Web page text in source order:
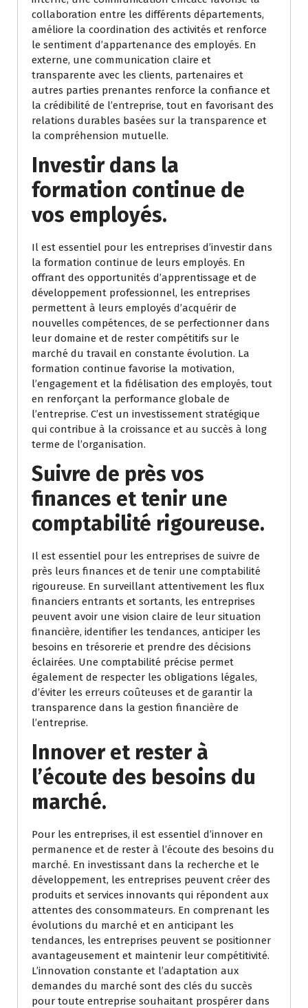
collaboration entre les différents départements,
améliore la coordination des activités et renforce
le sentiment d’appartenance des employés. En
externe, une communication claire et
transparente avec les clients, partenaires et
autres parties prenantes renforce la confiance et
la crédibilité de l’entreprise, tout en favorisant des
relations durables basées sur la transparence et
la compréhension mutuelle.
Investir dans la
formation continue de
vos employés.
Il est essentiel pour les entreprises d’investir dans
la formation continue de leurs employés. En
offrant des opportunités d’apprentissage et de
développement professionnel, les entreprises
permettent à leurs employés d’acquérir de
nouvelles compétences, de se perfectionner dans
leur domaine et de rester compétitifs sur le
marché du travail en constante évolution. La
formation continue favorise la motivation,
l’engagement et la fidélisation des employés, tout
en renforçant la performance globale de
l’entreprise. C’est un investissement stratégique
qui contribue à la croissance et au succès à long
terme de l’organisation.
Suivre de près vos
finances et tenir une
comptabilité rigoureuse.
Il est essentiel pour les entreprises de suivre de
près leurs finances et de tenir une comptabilité
rigoureuse. En surveillant attentivement les flux
financiers entrants et sortants, les entreprises
peuvent avoir une vision claire de leur situation
financière, identifier les tendances, anticiper les
besoins en trésorerie et prendre des décisions
éclairées. Une comptabilité précise permet
également de respecter les obligations légales,
d’éviter les erreurs coûteuses et de garantir la
transparence dans la gestion financière de
l’entreprise.
Innover et rester à
l’écoute des besoins du
marché.
Pour les entreprises, il est essentiel d’innover en
permanence et de rester à l’écoute des besoins du
marché. En investissant dans la recherche et le
développement, les entreprises peuvent créer des
produits et services innovants qui répondent aux
attentes des consommateurs. En comprenant les
évolutions du marché et en anticipant les
tendances, les entreprises peuvent se positionner
avantageusement et maintenir leur compétitivité.
L’innovation constante et l’adaptation aux
demandes du marché sont des clés du succès
pour toute entreprise souhaitant prospérer dans